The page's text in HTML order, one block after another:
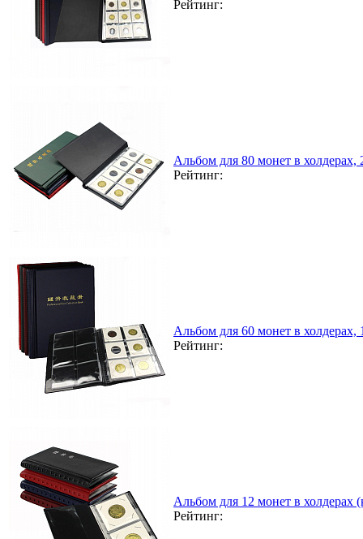
Рейтинг:
Альбом для 80 монет в
Рейтинг:
Альбом для 60 монет в
Рейтинг:
Альбом для 12 монет в
Рейтинг: